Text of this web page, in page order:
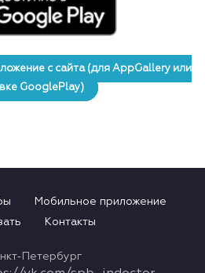
с сайта (для AppGallery или
GooglePlay)
Мобильное приложение
Контакты
Петербург